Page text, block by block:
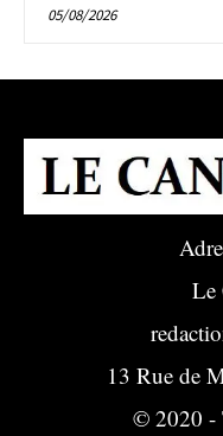
05/08/2026
Le
13 Rue de
© 2020 -